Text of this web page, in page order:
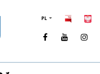
PL
Facebook